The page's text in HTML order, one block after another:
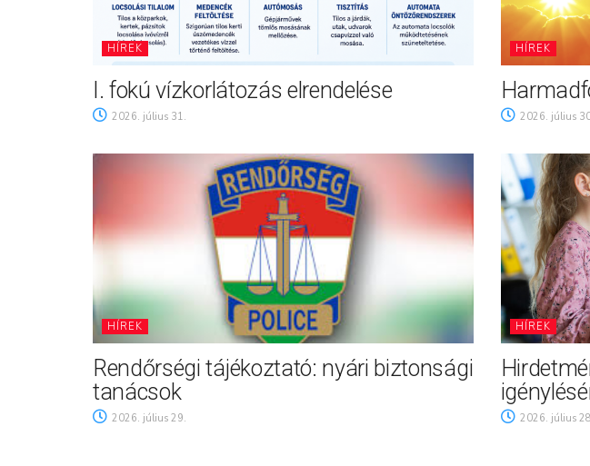
HÍREK
I. fokú vízkorlátozás elrendelése
2026. július 31.
HÍREK
2026. július
HÍREK
Rendőrségi tájékoztató: nyári biztonsági
tanácsok
2026. július 29.
HÍREK
2026. július